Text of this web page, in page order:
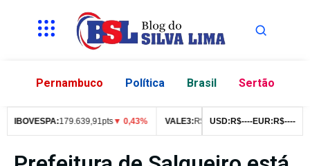
Pernambuco Política Brasil Sertão
IBOVESPA:179.639,91pts▼ 0,43% VALE3:R$76,99▼ 2,49% ITUB4:R$
USD: R$----EUR: R$----